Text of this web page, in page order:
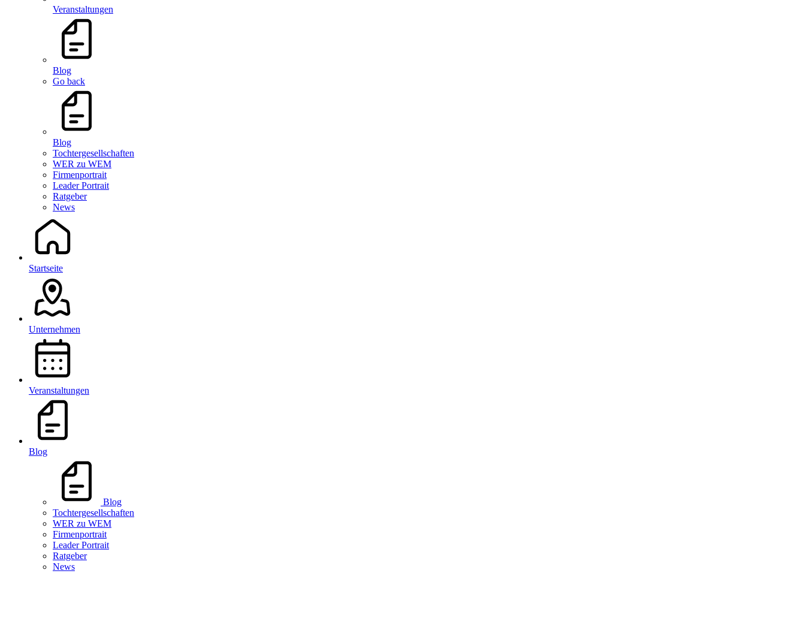
Veranstaltungen
Blog
Go back
Blog
Tochtergesellschaften
WER zu WEM
Firmenportrait
Leader Portrait
Ratgeber
News
Startseite
Unternehmen
Veranstaltungen
Blog
Blog
Tochtergesellschaften
WER zu WEM
Firmenportrait
Leader Portrait
Ratgeber
News